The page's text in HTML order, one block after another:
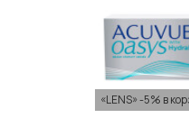
«LENS» -5% в